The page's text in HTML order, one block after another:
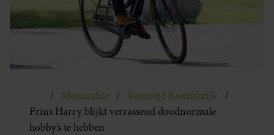
Monarchie
Verenigd Koninkrijk
Prins Harry blijkt verrassend doodnormale
hobby’s te hebben